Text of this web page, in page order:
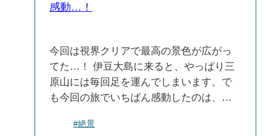
感動…！
今回は視界クリアで最高の景色が広がっ
てた…！ 伊豆大島に来ると、やっぱり三
原山には毎回足を運んでしまいます。で
も今回の旅でいちばん感動したのは、山
色でした。 三原山の荒々しい山肌も迫力
#絶景